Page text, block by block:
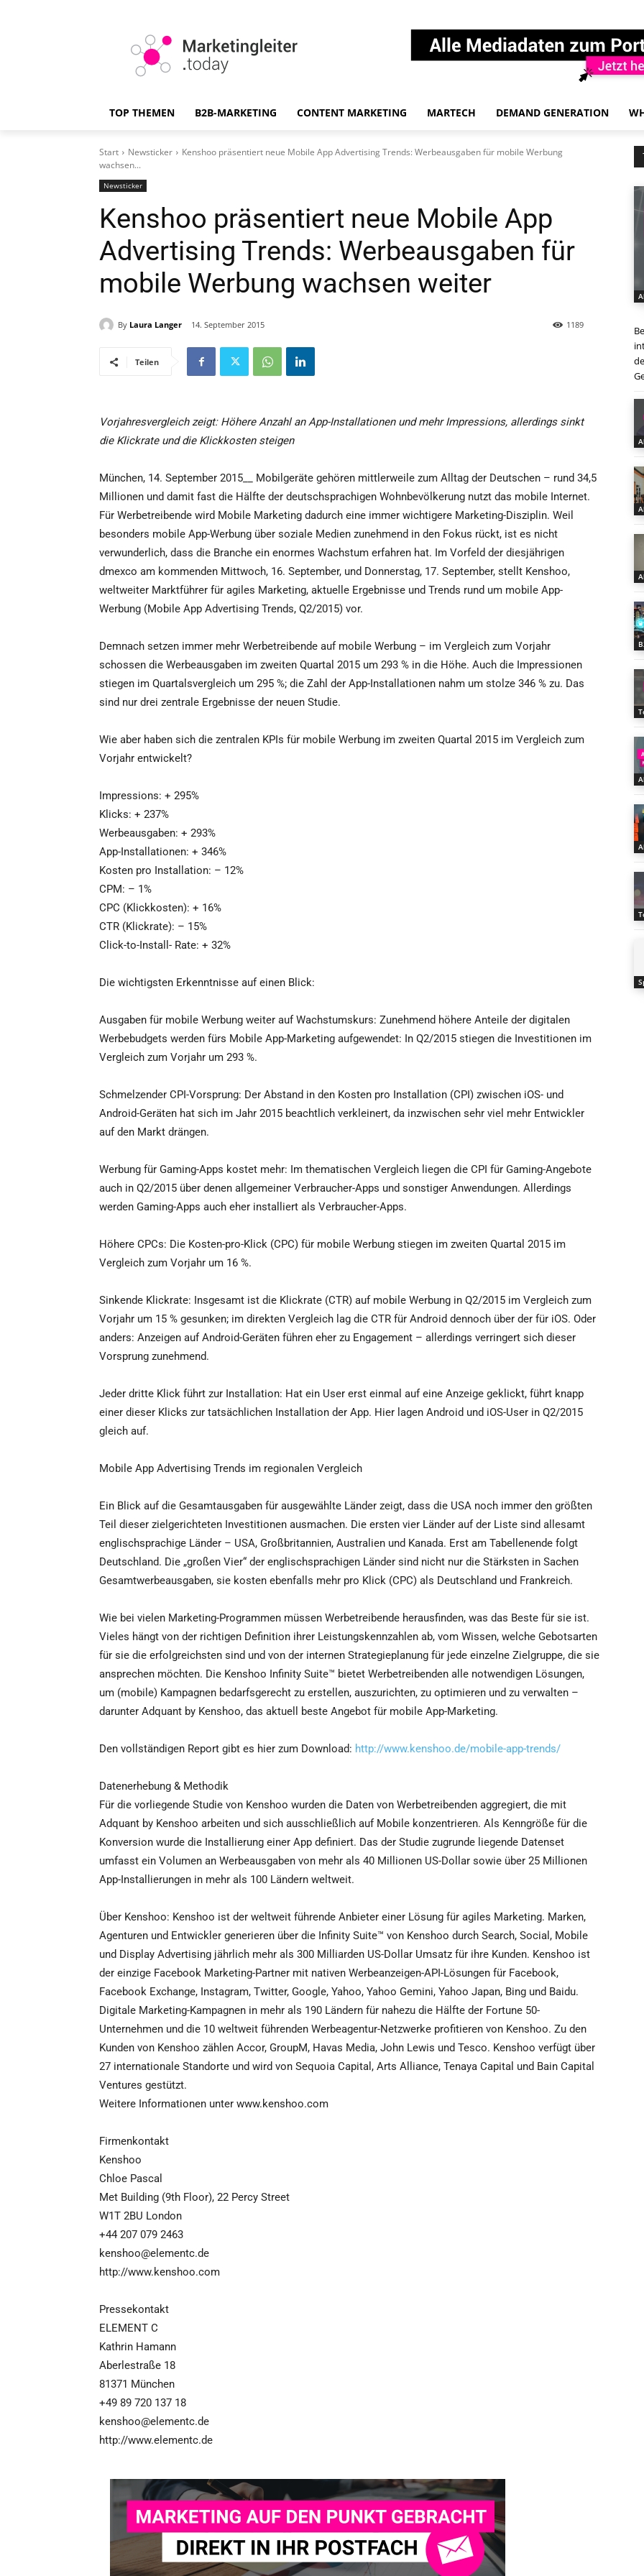
TOP THEMEN B2B-MARKETING CONTENT MARKETING MARTECH DEMAND GENERATION
Start Newsticker
Kenshoo präsentiert neue Mobile App Advertising Trends: Werbeausgaben für mobile Werbung
wachsen...
Newsticker
Kenshoo präsentiert neue Mobile App
Advertising Trends: Werbeausgaben für
mobile Werbung wachsen weiter
By Laura Langer 14. September 2015 1189
Teilen
Vorjahresvergleich zeigt: Höhere Anzahl an App-Installationen und mehr Impressions, allerdings sinkt
die Klickrate und die Klickkosten steigen
München, 14. September 2015__ Mobilgeräte gehören mittlerweile zum Alltag der Deutschen – rund 34,5
Millionen und damit fast die Hälfte der deutschsprachigen Wohnbevölkerung nutzt das mobile Internet.
Für Werbetreibende wird Mobile Marketing dadurch eine immer wichtigere Marketing-Disziplin. Weil
besonders mobile App-Werbung über soziale Medien zunehmend in den Fokus rückt, ist es nicht
verwunderlich, dass die Branche ein enormes Wachstum erfahren hat. Im Vorfeld der diesjährigen
dmexco am kommenden Mittwoch, 16. September, und Donnerstag, 17. September, stellt Kenshoo,
weltweiter Marktführer für agiles Marketing, aktuelle Ergebnisse und Trends rund um mobile App-
Werbung (Mobile App Advertising Trends, Q2/2015) vor.
Demnach setzen immer mehr Werbetreibende auf mobile Werbung – im Vergleich zum Vorjahr
schossen die Werbeausgaben im zweiten Quartal 2015 um 293 % in die Höhe. Auch die Impressionen
stiegen im Quartalsvergleich um 295 %; die Zahl der App-Installationen nahm um stolze 346 % zu. Das
sind nur drei zentrale Ergebnisse der neuen Studie.
Wie aber haben sich die zentralen KPIs für mobile Werbung im zweiten Quartal 2015 im Vergleich zum
Vorjahr entwickelt?
Impressions: + 295%
Klicks: + 237%
Werbeausgaben: + 293%
App-Installationen: + 346%
Kosten pro Installation: – 12%
CPM: – 1%
CPC (Klickkosten): + 16%
CTR (Klickrate): – 15%
Click-to-Install- Rate: + 32%
Die wichtigsten Erkenntnisse auf einen Blick:
Ausgaben für mobile Werbung weiter auf Wachstumskurs: Zunehmend höhere Anteile der digitalen
Werbebudgets werden fürs Mobile App-Marketing aufgewendet: In Q2/2015 stiegen die Investitionen im
Vergleich zum Vorjahr um 293 %.
Schmelzender CPI-Vorsprung: Der Abstand in den Kosten pro Installation (CPI) zwischen iOS- und
Android-Geräten hat sich im Jahr 2015 beachtlich verkleinert, da inzwischen sehr viel mehr Entwickler
auf den Markt drängen.
Werbung für Gaming-Apps kostet mehr: Im thematischen Vergleich liegen die CPI für Gaming-Angebote
auch in Q2/2015 über denen allgemeiner Verbraucher-Apps und sonstiger Anwendungen. Allerdings
werden Gaming-Apps auch eher installiert als Verbraucher-Apps.
Höhere CPCs: Die Kosten-pro-Klick (CPC) für mobile Werbung stiegen im zweiten Quartal 2015 im
Vergleich zum Vorjahr um 16 %.
Sinkende Klickrate: Insgesamt ist die Klickrate (CTR) auf mobile Werbung in Q2/2015 im Vergleich zum
Vorjahr um 15 % gesunken; im direkten Vergleich lag die CTR für Android dennoch über der für iOS. Oder
anders: Anzeigen auf Android-Geräten führen eher zu Engagement – allerdings verringert sich dieser
Vorsprung zunehmend.
Jeder dritte Klick führt zur Installation: Hat ein User erst einmal auf eine Anzeige geklickt, führt knapp
einer dieser Klicks zur tatsächlichen Installation der App. Hier lagen Android und iOS-User in Q2/2015
gleich auf.
Mobile App Advertising Trends im regionalen Vergleich
Ein Blick auf die Gesamtausgaben für ausgewählte Länder zeigt, dass die USA noch immer den größten
Teil dieser zielgerichteten Investitionen ausmachen. Die ersten vier Länder auf der Liste sind allesamt
englischsprachige Länder – USA, Großbritannien, Australien und Kanada. Erst am Tabellenende folgt
Deutschland. Die „großen Vier“ der englischsprachigen Länder sind nicht nur die Stärksten in Sachen
Gesamtwerbeausgaben, sie kosten ebenfalls mehr pro Klick (CPC) als Deutschland und Frankreich.
Wie bei vielen Marketing-Programmen müssen Werbetreibende herausfinden, was das Beste für sie ist.
Vieles hängt von der richtigen Definition ihrer Leistungskennzahlen ab, vom Wissen, welche Gebotsarten
für sie die erfolgreichsten sind und von der internen Strategieplanung für jede einzelne Zielgruppe, die sie
ansprechen möchten. Die Kenshoo Infinity Suite™ bietet Werbetreibenden alle notwendigen Lösungen,
um (mobile) Kampagnen bedarfsgerecht zu erstellen, auszurichten, zu optimieren und zu verwalten –
darunter Adquant by Kenshoo, das aktuell beste Angebot für mobile App-Marketing.
Den vollständigen Report gibt es hier zum Download: http://www.kenshoo.de/mobile-app-trends/
Datenerhebung & Methodik
Für die vorliegende Studie von Kenshoo wurden die Daten von Werbetreibenden aggregiert, die mit
Adquant by Kenshoo arbeiten und sich ausschließlich auf Mobile konzentrieren. Als Kenngröße für die
Konversion wurde die Installierung einer App definiert. Das der Studie zugrunde liegende Datenset
umfasst ein Volumen an Werbeausgaben von mehr als 40 Millionen US-Dollar sowie über 25 Millionen
App-Installierungen in mehr als 100 Ländern weltweit.
Über Kenshoo: Kenshoo ist der weltweit führende Anbieter einer Lösung für agiles Marketing. Marken,
Agenturen und Entwickler generieren über die Infinity Suite™ von Kenshoo durch Search, Social, Mobile
und Display Advertising jährlich mehr als 300 Milliarden US-Dollar Umsatz für ihre Kunden. Kenshoo ist
der einzige Facebook Marketing-Partner mit nativen Werbeanzeigen-API-Lösungen für Facebook,
Facebook Exchange, Instagram, Twitter, Google, Yahoo, Yahoo Gemini, Yahoo Japan, Bing und Baidu.
Digitale Marketing-Kampagnen in mehr als 190 Ländern für nahezu die Hälfte der Fortune 50-
Unternehmen und die 10 weltweit führenden Werbeagentur-Netzwerke profitieren von Kenshoo. Zu den
Kunden von Kenshoo zählen Accor, GroupM, Havas Media, John Lewis und Tesco. Kenshoo verfügt über
27 internationale Standorte und wird von Sequoia Capital, Arts Alliance, Tenaya Capital und Bain Capital
Ventures gestützt.
Weitere Informationen unter www.kenshoo.com
Firmenkontakt
Kenshoo
Chloe Pascal
Met Building (9th Floor), 22 Percy Street
W1T 2BU London
+44 207 079 2463
kenshoo@elementc.de
http://www.kenshoo.com
Pressekontakt
ELEMENT C
Kathrin Hamann
Aberlestraße 18
81371 München
+49 89 720 137 18
kenshoo@elementc.de
http://www.elementc.de